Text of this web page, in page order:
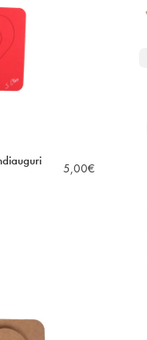
5,00€